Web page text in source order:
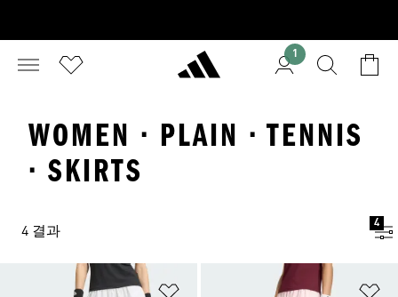
1
WOMEN · PLAIN · TENNIS
· SKIRTS
4 결과
4
위시리스트 담기